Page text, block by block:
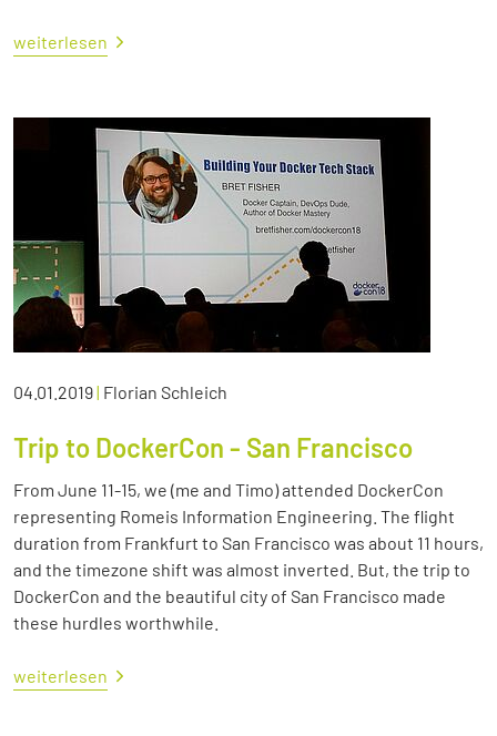
weiterlesen
04.01.2019| Florian Schleich
Trip to DockerCon - San Francisco
From June 11-15, we (me and Timo) attended DockerCon
representing Romeis Information Engineering. The flight
duration from Frankfurt to San Francisco was about 11 hours,
and the timezone shift was almost inverted. But, the trip to
DockerCon and the beautiful city of San Francisco made
these hurdles worthwhile.
weiterlesen